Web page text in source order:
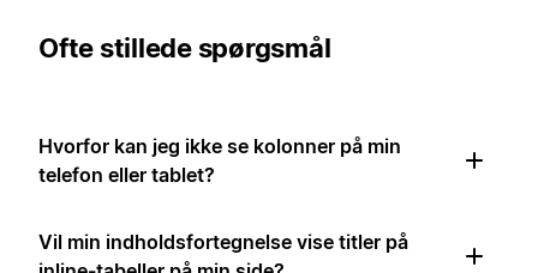
Ofte stillede spørgsmål
Hvorfor kan jeg ikke se kolonner på min
telefon eller tablet?
Vil min indholdsfortegnelse vise titler på